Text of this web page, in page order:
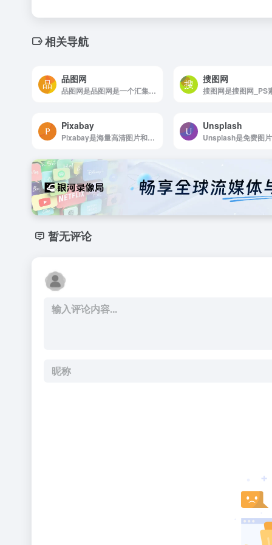
相关导航
品图网
品图网是品图网是一个汇集了商业原创广告图片设计。
搜图网
Pixabay
Pixabay是海量高清图片和视频，激发创意灵感，免费下载，版权保障
Unsplash
暂无评论